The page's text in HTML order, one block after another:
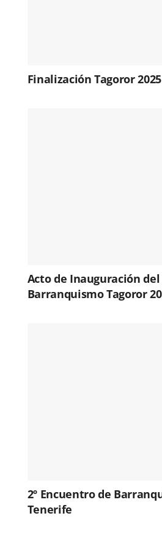
Finalización Tagoror 2025
Acto de Inauguración
Barranquismo Tagoror
2º Encuentro de
Tenerife